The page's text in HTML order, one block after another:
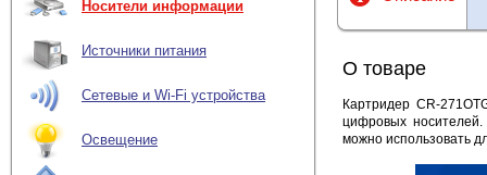
Носители информации
Источники питания
Сетевые и Wi-Fi устройства
Освещение
О товаре
Картридер CR-
цифровых
можно использовать